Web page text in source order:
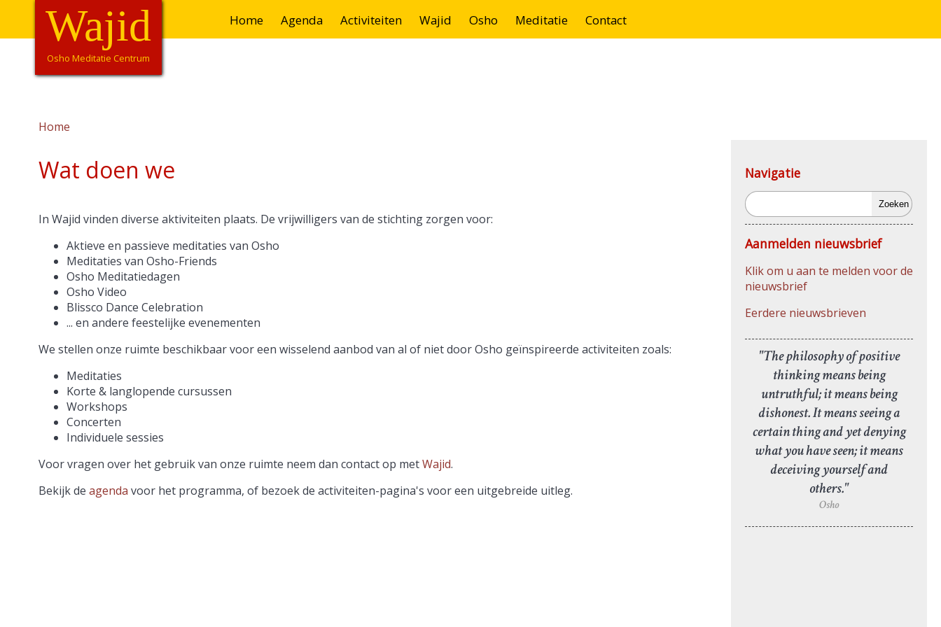
Overslaan
naar
Hoofdnavigatie
Home Agenda Activiteiten Wajid Osho Meditatie Contact
Wajid
Osho Meditatie Centrum
Home
Wat doen we
In Wajid vinden diverse aktiviteiten plaats. De vrijwilligers van de stichting zorgen voor:
Aktieve en passieve meditaties van Osho
Meditaties van Osho-Friends
Osho Meditatiedagen
Osho Video
Blissco Dance Celebration
... en andere feestelijke evenementen
We stellen onze ruimte beschikbaar voor een wisselend aanbod van al of niet door Osho geïnspireerde activiteiten zoals:
Meditaties
Korte & langlopende cursussen
Workshops
Concerten
Individuele sessies
Voor vragen over het gebruik van onze ruimte neem dan contact op metWajid.
Bekijk de agenda voor het programma, of bezoek de activiteiten-pagina's voor een uitgebreide uitleg.
Navigatie
Zoeken
Aanmelden nieuwsbrief
Klik om u aan te melden voor de
nieuwsbrief
Eerdere nieuwsbrieven
"The philosophy of positive
thinking means being
untruthful; it means being
dishonest. It means seeing a
certain thing and yet denying
what you have seen; it means
deceiving yourself and
others."
Osho